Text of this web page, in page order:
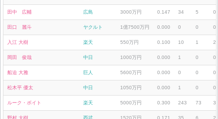
田中 広輔 広島 3000万円 0.147 34 5 0
田口 麗斗 ヤクルト 1億7500万円 0.000 0 0 0
入江 大樹 楽天 550万円 0.100 10 1 2
岡田 俊哉 中日 1000万円 0.000 1 0 0
船迫 大雅 巨人 5600万円 0.000 0 0 0
松木平 優太 中日 1050万円 0.000 1 0 0
ルーク・ボイト 楽天 5000万円 0.300 243 73
野村 大樹 西武 1520万円 0.171 35 6 2